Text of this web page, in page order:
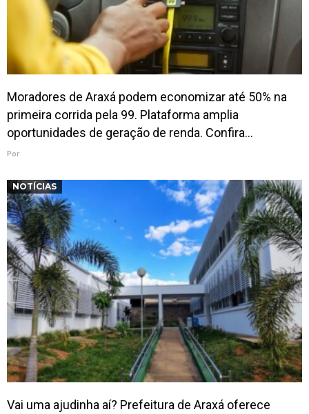
Moradores de Araxá podem economizar até 50% na
primeira corrida pela 99. Plataforma amplia
oportunidades de geração de renda. Confira…
Por
NOTÍCIAS
Vai uma ajudinha aí? Prefeitura de Araxá oferece